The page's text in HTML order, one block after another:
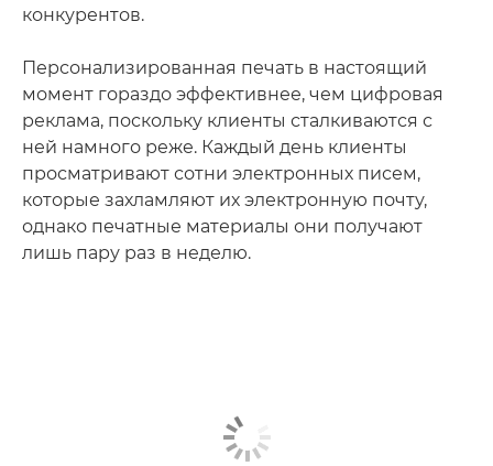
конкурентов.
Персонализированная печать в настоящий
момент гораздо эффективнее, чем цифровая
реклама, поскольку клиенты сталкиваются с
ней намного реже. Каждый день клиенты
просматривают сотни электронных писем,
которые захламляют их электронную почту,
однако печатные материалы они получают
лишь пару раз в неделю.